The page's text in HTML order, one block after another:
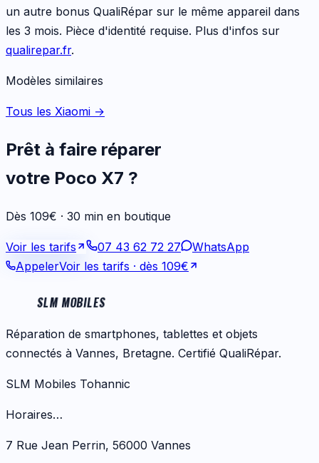
un autre bonus QualiRépar sur le même appareil dans
les 3 mois. Pièce d'identité requise. Plus d'infos sur
qualirepar.fr.
Modèles similaires
Tous les Xiaomi →
Prêt à faire réparer
votre Poco X7 ?
Dès 109€ · 30 min en boutique
Voir les tarifs 07 43 62 72 27
WhatsApp
AppelerVoir les tarifs · dès 109€
SLM MOBILES
Réparation de smartphones, tablettes et objets
connectés à Vannes, Bretagne. Certifié QualiRépar.
SLM Mobiles Tohannic
Horaires…
7 Rue Jean Perrin, 56000 Vannes